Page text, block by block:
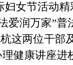
妇女节活动
爱润万家”普
这两位干部
健康讲座进